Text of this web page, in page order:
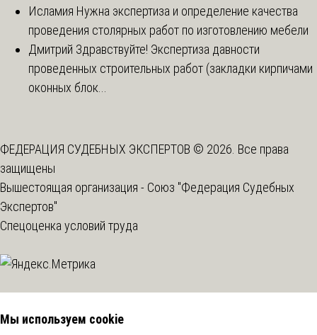
Исламия Нужна экспертиза и определение качества
проведения столярных работ по изготовлению мебели
Дмитрий Здравствуйте! Экспертиза давности
проведенных строительных работ (закладки кирпичами
оконных блок...
ФЕДЕРАЦИЯ СУДЕБНЫХ ЭКСПЕРТОВ © 2026. Все права
защищены
Вышестоящая организация - Союз "Федерация Судебных
Экспертов"
Спецоценка условий труда
Мы используем cookie